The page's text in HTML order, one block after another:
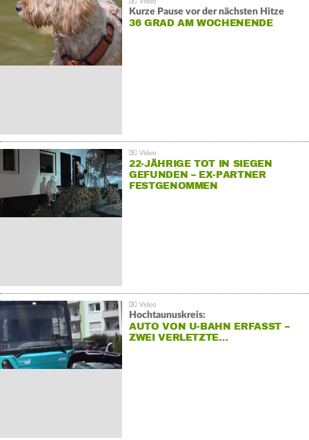
Kurze Pause vor der nächsten Hitze
36 GRAD AM WOCHENENDE
22-JÄHRIGE TOT IN SIEGEN
GEFUNDEN – EX-PARTNER
FESTGENOMMEN
Hochtaunuskreis:
AUTO VON U-BAHN ERFASST –
ZWEI VERLETZTE…